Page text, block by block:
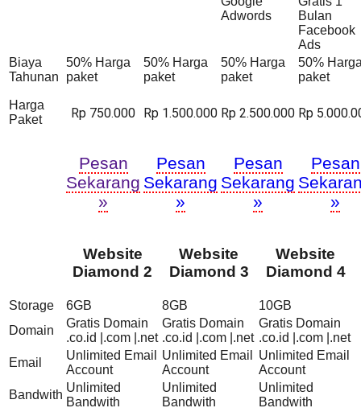
Adwords
Bulan
Facebook
Ads
Biaya
Tahunan
50% Harga
paket
50% Harga
paket
50% Harga
paket
50%
paket
Harga
Paket
Rp 750.000 Rp 1.500.000 Rp 2.500.000 Rp
Pesan
Sekarang
»
Pesan
Sekarang
»
Pesan
Sekarang
»
Pesan
»
Website
Diamond 2
Website
Diamond 3
Website
Diamond 4
Storage 6GB 8GB
10GB
Domain
Gratis Domain
.co.id |.com |.net
Gratis Domain
.co.id |.com |.net
Gratis Domain
.co.id |.com |.net
Email
Unlimited Email
Account
Unlimited Email
Account
Unlimited Email
Account
Bandwith
Unlimited
Bandwith
Unlimited
Bandwith
Unlimited
Bandwith